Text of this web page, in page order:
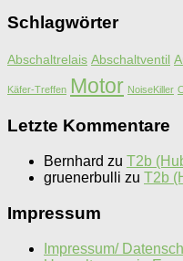
Schlagwörter
Abschaltrelais Abschaltventil
Käfer-Treffen Motor NoiseKiller
Letzte Kommentare
Bernhard zu T2b
gruenerbulli zu T2b
Impressum
Impressum/